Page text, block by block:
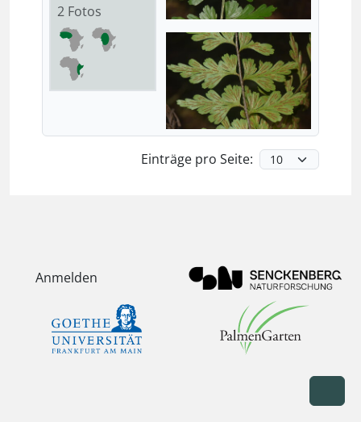
2 Fotos
Einträge pro Seite:
Anmelden